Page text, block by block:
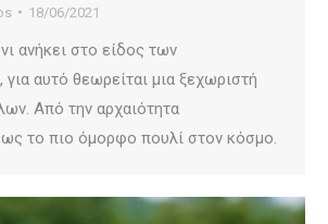
18/06/2021
ανήκει στο είδος των
αυτό θεωρείται μια ξεχωριστή
Από την αρχαιότητα
ως το πιο όμορφο πουλί στον κόσμο.